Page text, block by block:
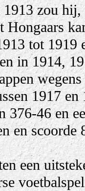
zou hij,
Hongaars
tot 1919
in 1914,
1917
376-46 en
en
een